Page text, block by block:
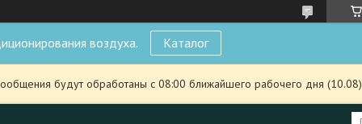
воздуха. Каталог
будут обработаны с 08:00 ближайшего рабочего дня (10.08)